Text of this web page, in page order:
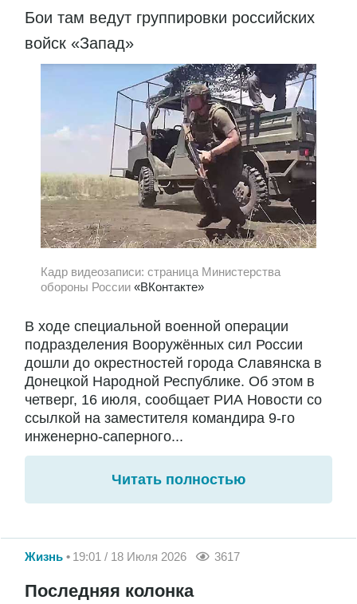
Бои там ведут группировки российских
войск «Запад»
Кадр видеозаписи: страница Министерства
обороны России «ВКонтакте»
В ходе специальной военной операции
подразделения Вооружённых сил России
дошли до окрестностей города Славянска в
Донецкой Народной Республике. Об этом в
четверг, 16 июля, сообщает РИА Новости со
ссылкой на заместителя командира 9-го
инженерно-саперного...
Читать полностью
Жизнь 19:01 / 18 Июля 2026 3617
Последняя колонка